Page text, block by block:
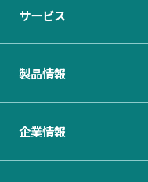
サービス
製品情報
企業情報